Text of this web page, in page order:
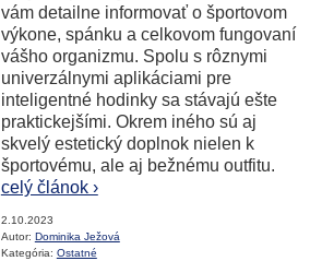
vám detailne informovať o športovom
výkone, spánku a celkovom fungovaní
vášho organizmu. Spolu s rôznymi
univerzálnymi aplikáciami pre
inteligentné hodinky sa stávajú ešte
praktickejšími. Okrem iného sú aj
skvelý estetický doplnok nielen k
športovému, ale aj bežnému outfitu.
celý článok ›
2.10.2023
Autor: Dominika Ježová
Kategória: Ostatné